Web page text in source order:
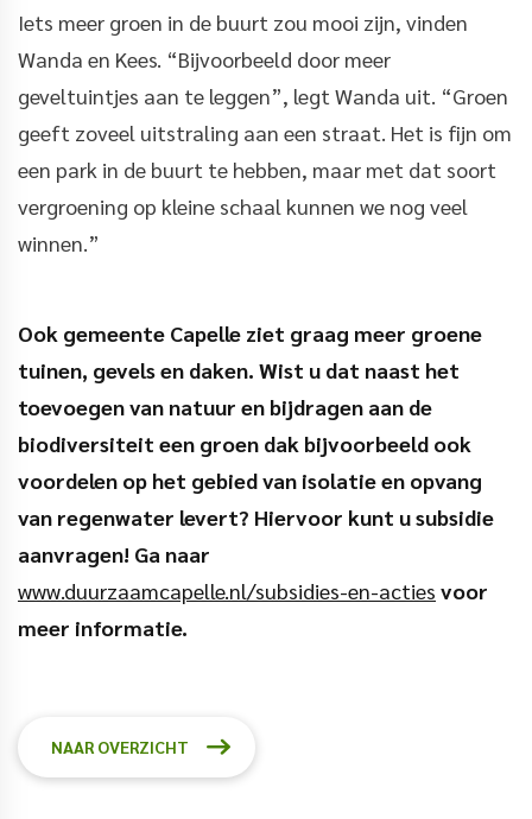
Iets meer groen in de buurt zou mooi zijn, vinden
Wanda en Kees. “Bijvoorbeeld door meer
geveltuintjes aan te leggen”, legt Wanda uit. “Groen
geeft zoveel uitstraling aan een straat. Het is fijn om
een park in de buurt te hebben, maar met dat soort
vergroening op kleine schaal kunnen we nog veel
winnen.”
Ook gemeente Capelle ziet graag meer groene
tuinen, gevels en daken. Wist u dat naast het
toevoegen van natuur en bijdragen aan de
biodiversiteit een groen dak bijvoorbeeld ook
voordelen op het gebied van isolatie en opvang
van regenwater levert? Hiervoor kunt u subsidie
aanvragen! Ga naar
www.duurzaamcapelle.nl/subsidies-en-acties voor
meer informatie.
NAAR OVERZICHT